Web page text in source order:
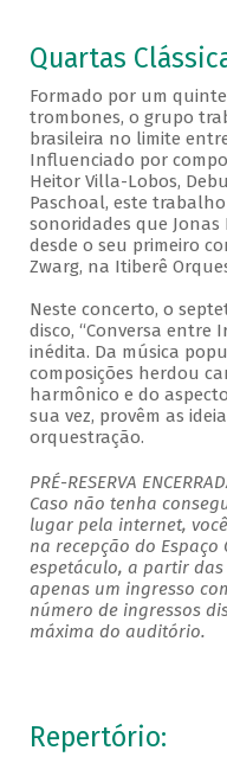
Quartas
Formado por um
trombones, o grupo
brasileira no limite
Influenciado por
Heitor Villa-Lobos,
Paschoal, este
sonoridades que
desde o seu primeiro
Zwarg, na Itiberê
Neste concerto, o
disco, “Conversa entre
inédita. Da música
composições herdou
harmônico e do
sua vez, provêm as
orquestração.
PRÉ-RESERVA
Caso não tenha
lugar pela internet,
na recepção do Espaço
espetáculo, a partir das
apenas um ingresso
número de ingressos
máxima do auditório.
Repertório: